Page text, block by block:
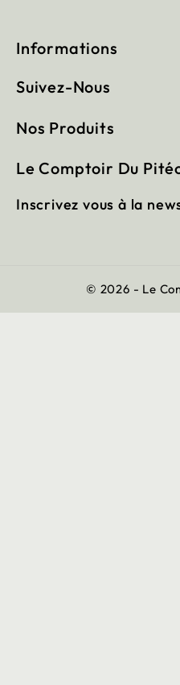
Informations
Suivez-Nous
Nos Produits
Le Comptoir Du
Inscrivez vous à la
© 2026 - Le